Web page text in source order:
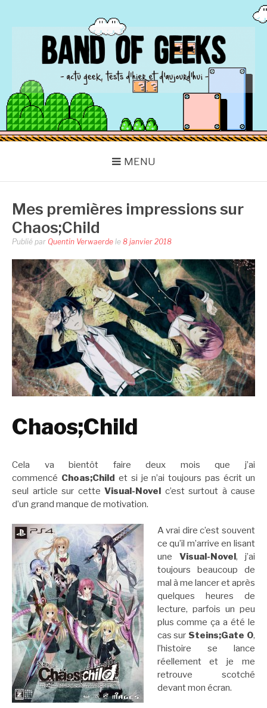
BAND OF GEEKS
Actu Geek d'hier et d'aujourd'hui
MENU
Mes premières impressions sur
Chaos;Child
Publié par Quentin Verwaerde le 8 janvier 2018
Chaos;Child
Cela va bientôt faire deux mois que j’ai
commencé Choas;Child et si je n’ai toujours pas écrit un
seul article sur cette Visual-Novel c’est surtout à cause
d’un grand manque de motivation.
A vrai dire c’est souvent
ce qu’il m’arrive en lisant
une Visual-Novel, j’ai
toujours beaucoup de
mal à me lancer et après
quelques heures de
lecture, parfois un peu
plus comme ça a été le
cas sur Steins;Gate 0,
l’histoire se lance
réellement et je me
retrouve scotché
devant mon écran.